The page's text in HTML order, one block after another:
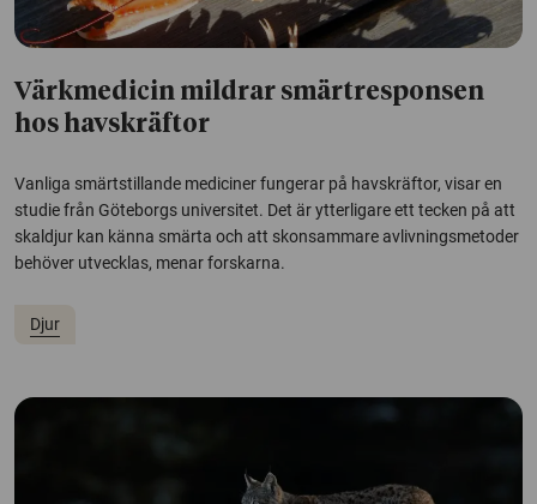
Värkmedicin mildrar smärtresponsen
hos havskräftor
Vanliga smärtstillande mediciner fungerar på havskräftor, visar en
studie från Göteborgs universitet. Det är ytterligare ett tecken på att
skaldjur kan känna smärta och att skonsammare avlivningsmetoder
behöver utvecklas, menar forskarna.
Djur